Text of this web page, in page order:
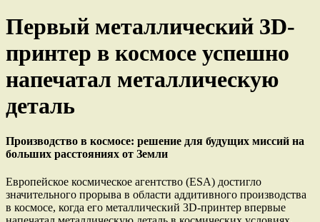
Первый металлический 3D-
принтер в космосе успешно
напечатал металлическую
деталь
Производство в космосе: решение для будущих миссий на
больших расстояниях от Земли
Европейское космическое агентство (ESA) достигло
значительного прорыва в области аддитивного производства
в космосе, когда его металлический 3D-принтер впервые